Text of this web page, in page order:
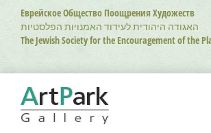
Перейти
основному
содержанию
Еврейское Общество Поощрения Художеств
האגודה היהודית לעידוד האמנויות הפלסטיות
The Jewish Society for the Encouragement of the